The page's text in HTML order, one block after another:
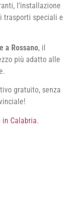
l’installazione
trasporti speciali e
a Rossano, il
più adatto alle
gratuito, senza
Calabria.